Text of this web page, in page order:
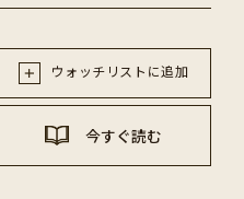
ウォッチリストに追加
今すぐ読む